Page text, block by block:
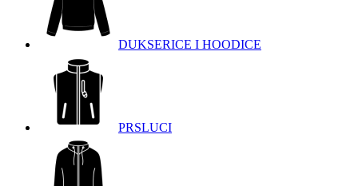
DUKSERICE I HOODICE
PRSLUCI